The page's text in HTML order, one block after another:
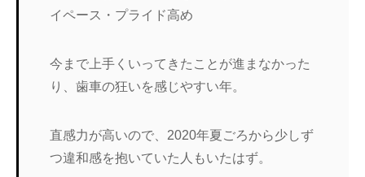
イペース・プライド高め
今まで上手くいってきたことが進まなかった
り、歯車の狂いを感じやすい年。
直感力が高いので、2020年夏ごろから少しず
つ違和感を抱いていた人もいたはず。